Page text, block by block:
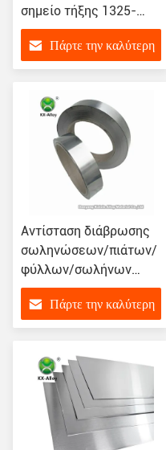
σημείο τήξης 1325-
1370℃ καλωδίων:
Πυκνότητα 8.9g/cm3
κραμάτων Hastelloy
Πάρτε την καλύτερη
Αντίσταση διάβρωσης
σωληνώσεων/πιάτων/
φύλλων/σωλήνων
καλωδίων
συγκόλλησης ASTM
Hastelloy Γ
Πάρτε την καλύτερη